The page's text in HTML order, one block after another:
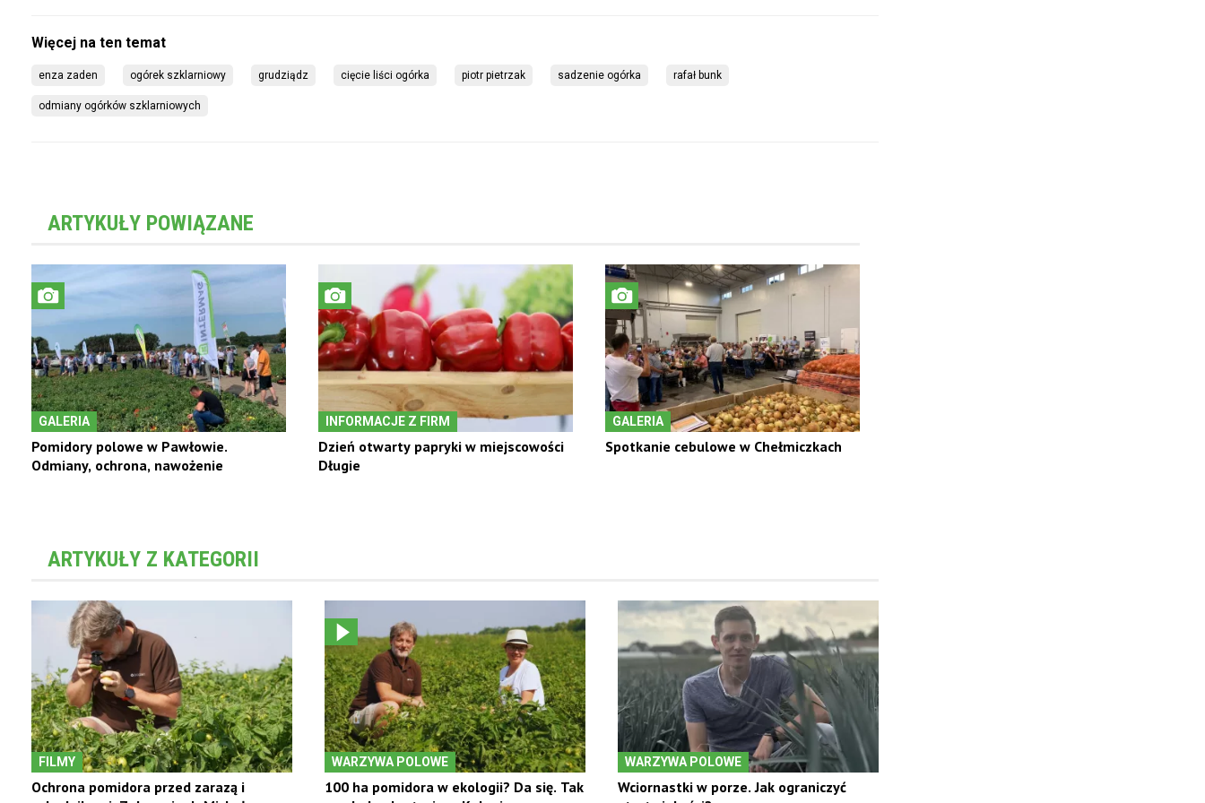
enza zaden ogórek szklarniowy grudziądz cięcie liści ogórka piotr pietrzak sadzenie ogórka rafał bunk
odmiany ogórków szklarniowych
ARTYKUŁY POWIĄZANE
GALERIA
Pomidory polowe w Pawłowie.
Odmiany, ochrona, nawożenie
INFORMACJE Z FIRM
Dzień otwarty papryki w miejscowości
Długie
GALERIA
Spotkanie cebulowe w Chełmiczkach
ARTYKUŁY Z KATEGORII
FILMY
Ochrona pomidora przed zarazą i
WARZYWA POLOWE
100 ha pomidora w ekologii? Da się. Tak
WARZYWA POLOWE
Wciornastki w porze. Jak ograniczyć